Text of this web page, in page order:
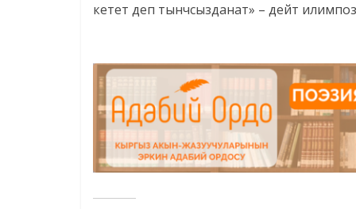
кетет деп тынчсызданат» – дейт